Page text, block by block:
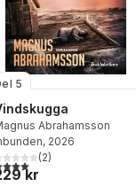
5
Abrahamsson
, 2026
utav 5 stjärnor. Totalt
(2)
kr